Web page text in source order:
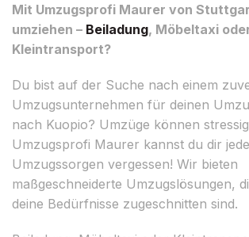
Mit Umzugsprofi Maurer von
umziehen – Beiladung, Möbeltaxi
Kleintransport?
Du bist auf der Suche nach einem
Umzugsunternehmen für deinen
nach Kuopio? Umzüge können
Umzugsprofi Maurer kannst du dir
Umzugssorgen vergessen! Wir bieten
maßgeschneiderte Umzugslösungen,
deine Bedürfnisse zugeschnitten sind.